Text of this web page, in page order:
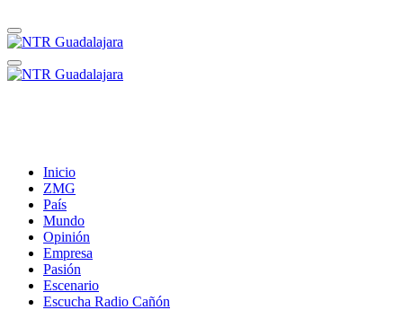
Inicio
ZMG
País
Mundo
Opinión
Empresa
Pasión
Escenario
Escucha Radio Cañón